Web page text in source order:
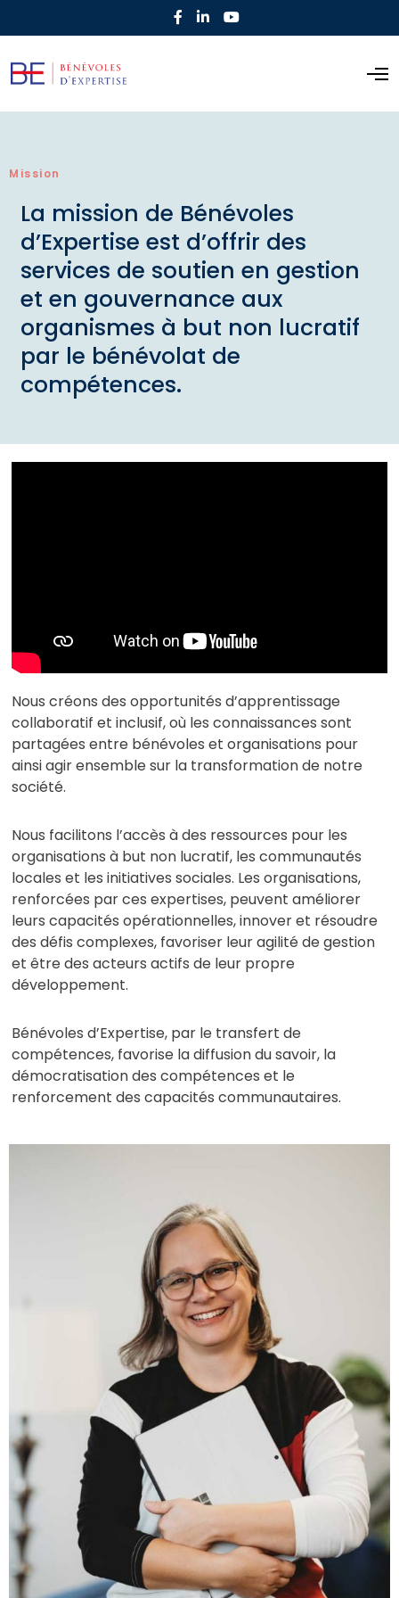
Mission
La mission de Bénévoles
d’Expertise est d’offrir des
services de soutien en gestion
et en gouvernance aux
organismes à but non lucratif
par le bénévolat de
compétences.
Nous créons des opportunités d’apprentissage
collaboratif et inclusif, où les connaissances sont
partagées entre bénévoles et organisations pour
ainsi agir ensemble sur la transformation de notre
société.
Nous facilitons l’accès à des ressources pour les
organisations à but non lucratif, les communautés
locales et les initiatives sociales. Les organisations,
renforcées par ces expertises, peuvent améliorer
leurs capacités opérationnelles, innover et résoudre
des défis complexes, favoriser leur agilité de gestion
et être des acteurs actifs de leur propre
développement.
Bénévoles d’Expertise, par le transfert de
compétences, favorise la diffusion du savoir, la
démocratisation des compétences et le
renforcement des capacités communautaires.